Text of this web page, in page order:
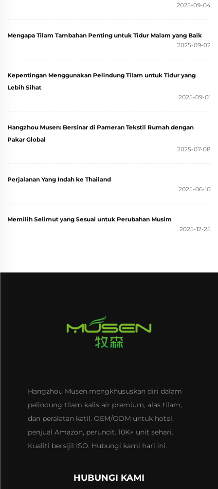
2025-09-04
Mengapa Tilam Tambahan Penting untuk Tidur Malam yang Baik
2025-09-02
Kepentingan Menggunakan Pelindung Tilam untuk Tidur yang
Lebih Sihat
2025-09-01
Hangzhou Musen: Bersinar di Pameran Tekstil Rumah dengan
Pakar Global
2025-07-08
Perjalanan Yang Indah ke Thailand
2025-06-10
Memilih Selimut yang Sesuai untuk Perubahan Musim
2025-12-25
Hangzhou Musen mengkhususkan diri dalam
pelindung tilam kalis air premium, alas tilam,
dan peralatan katil. OEM/ODM untuk hotel,
penjual Amazon, peruncit. 10K+ unit sehari.
Kualiti bersijil ISO. Hubungi kami hari ini.
HUBUNGI KAMI